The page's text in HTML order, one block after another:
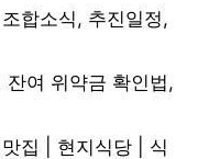
합소식, 추진일정,
여 위약금 확인법,
집 | 현지식당 | 식